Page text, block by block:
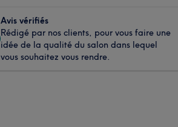
Avis vérifiés
Rédigé par nos clients, pour vous faire une
idée de la qualité du salon dans lequel
vous souhaitez vous rendre.